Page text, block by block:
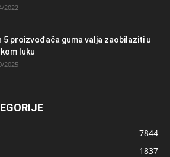
2022
5 proizvođača guma valja zaobilaziti u
luku
2025
7844
1837